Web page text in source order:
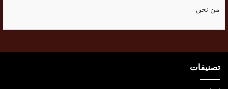
من نحن
تصنيفات